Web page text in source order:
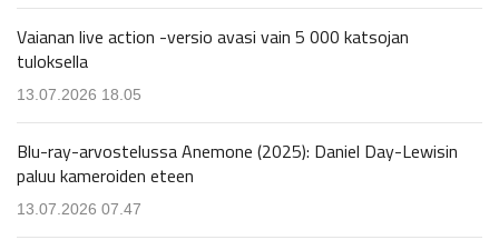
Vaianan live action -versio avasi vain 5 000 katsojan
tuloksella
13.07.2026 18.05
Blu-ray-arvostelussa Anemone (2025): Daniel Day-Lewisin
paluu kameroiden eteen
13.07.2026 07.47